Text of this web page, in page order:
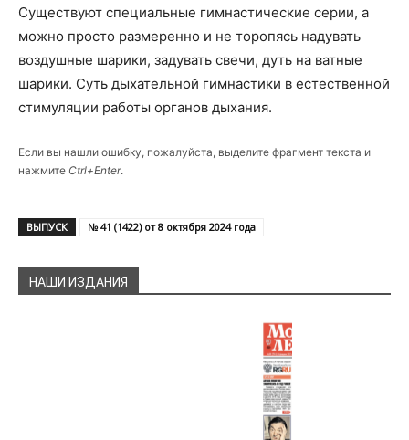
Существуют специальные гимнастические серии, а
можно просто размеренно и не торопясь надувать
воздушные шарики, задувать свечи, дуть на ватные
шарики. Суть дыхательной гимнастики в естественной
стимуляции работы органов дыхания.
Если вы нашли ошибку, пожалуйста, выделите фрагмент текста и
нажмите Ctrl+Enter.
ВЫПУСК № 41 (1422) от 8 октября 2024 года
НАШИ ИЗДАНИЯ